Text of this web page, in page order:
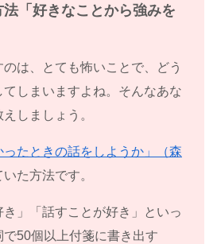
法「好きなことから強みを
は、とても怖いことで、どう
しまいますよね。そんなあな
しましょう。
ったときの話をしようか」（森
た方法です。
き」「話すことが好き」といっ
50個以上付箋に書き出す